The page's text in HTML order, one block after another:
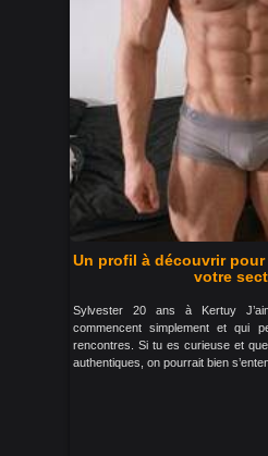
Un profil à découvrir
votre
Sylvester 20 ans à Kertuy
commencent simplement et qui
rencontres. Si tu es curieuse et
authentiques, on pourrait bien